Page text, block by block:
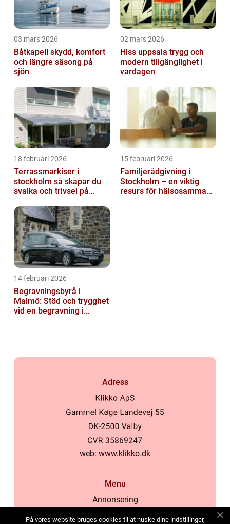
03 mars 2026
Båtkapell skydd, komfort
och längre säsong på
sjön
02 mars 2026
Hiss uppsala trygg och
modern tillgänglighet i
vardagen
18 februari 2026
Terrassmarkiser i
stockholm så skapar du
svalka och trivsel på
15 februari 2026
Familjerådgivning i
Stockholm – en viktig
resurs för hälsosamma
14 februari 2026
Begravningsbyrå i
Malmö: Stöd och trygghet
vid en begravning i
Adress
web: www.klikko.dk
Menu
Annonsering
På vores website bruges cookies til at huske dine indstillinger,